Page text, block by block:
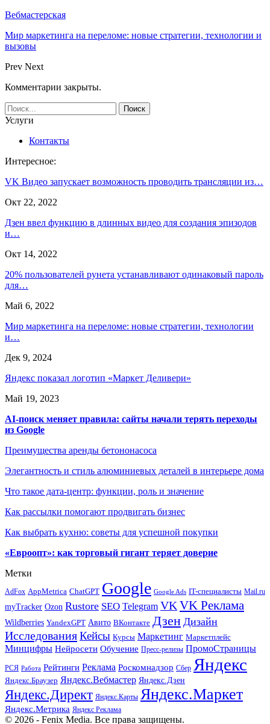
Вебмастерская
Мир маркетинга на переломе: новые стратегии, технологии и
вызовы
Prev Next
Комментарии закрыты.
Услуги
Контакты
Интересное:
VK Видео запускает возможность проводить трансляции из…
Окт 22, 2022
Дзен ввел функцию в длинных видео для создания эпизодов
и…
Окт 14, 2022
20% пользователей рунета устанавливают одинаковый пароль
для…
Май 6, 2022
Мир маркетинга на переломе: новые стратегии, технологии
и…
Дек 9, 2024
Яндекс показал логотип «Маркет Деливери»
Май 19, 2023
AI-поиск меняет правила: сайты начали терять переходы
из Google
Преимущества аренды бетононасоса
Элегантность и стиль алюминиевых деталей в интерьере дома
Что такое дата-центр: функции, роль и значение
Как рассылки помогают продвигать бизнес
Как выбрать кухню: советы для успешной покупки
«Евроопт»: как торговый гигант теряет доверие
Метки
AdFox AppMetrica ChatGPT Google Google Ads IT-специалисты Mail.ru
myTracker Ozon Rustore SEO Telegram VKVK Реклама
Wildberries YandexGPT Авито ВКонтакте Дзен Дизайн
ИсследованияКейсы Курсы Маркетинг Маркетплейс
Минцифры Нейросети Обучение Пресс-релизы ПромоСтраницы
РСЯ Работа Рейтинги Реклама Роскомнадзор Сбер Яндекс
Яндекс.Браузер Яндекс.Вебмастер Яндекс.Дзен
Яндекс.Директ Яндекс.Карты Яндекс.Маркет
Яндекс.Метрика Яндекс Реклама
© 2026 - Fenix Media. Все права защищены.